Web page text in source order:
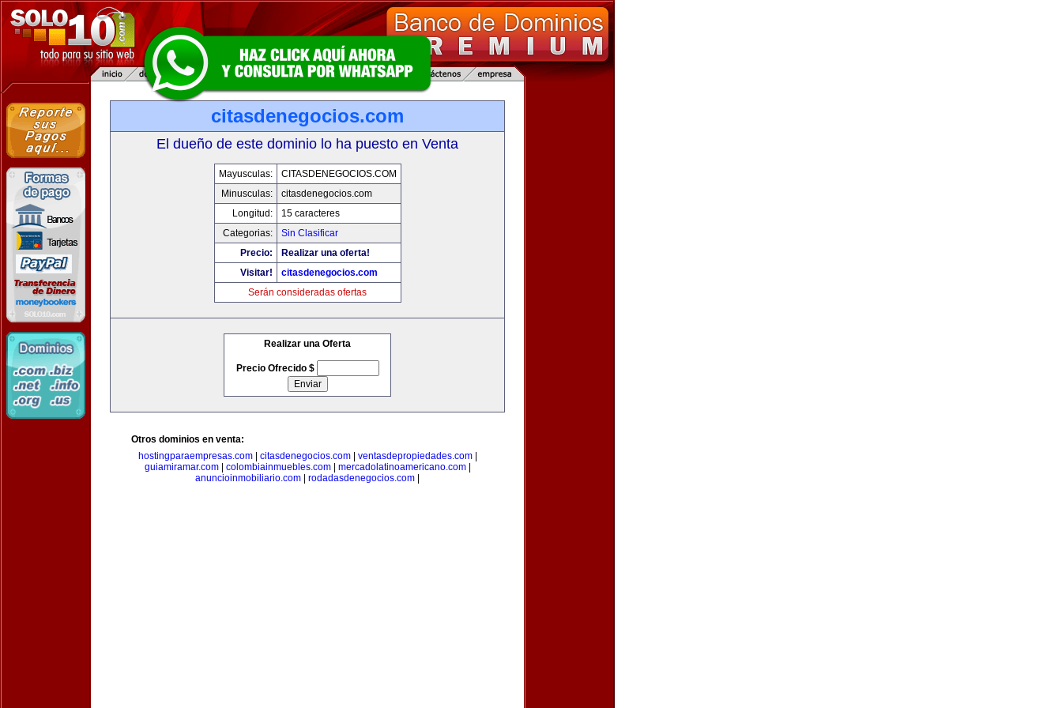
citasdenegocios.com
El dueño de este dominio lo ha puesto en Venta
Mayusculas:
CITASDENEGOCIOS.COM
Minusculas:
citasdenegocios.com
Longitud:
15 caracteres
Categorias:
Sin Clasificar
Precio:
Realizar una oferta!
Visitar!
citasdenegocios.com
Serán consideradas ofertas
Realizar una Oferta
Precio Ofrecido $
Otros dominios en venta:
hostingparaempresas.com| citasdenegocios.com| ventasdepropiedades.com|
guiamiramar.com| colombiainmuebles.com| mercadolatinoamericano.com|
anuncioinmobiliario.com
rodadasdenegocios.com